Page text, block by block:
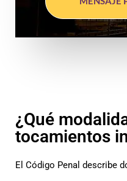
¿Qué
tocamientos
El Código Penal describe